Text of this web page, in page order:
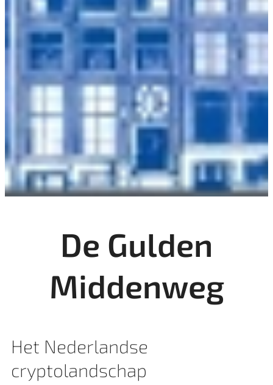
De Gulden
Middenweg
Het Nederlandse
cryptolandschap